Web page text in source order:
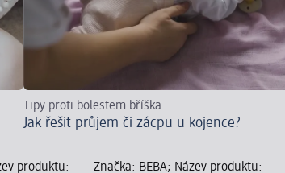
Tipy proti bolestem bříška
Jak řešit průjem či zácpu u kojence?
produktu: Značka: BEBA; Název produktu: